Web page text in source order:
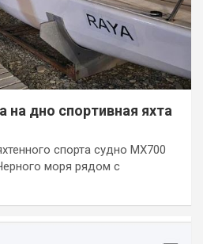
на дно спортивная яхта
спорта судно MX700
моря рядом с